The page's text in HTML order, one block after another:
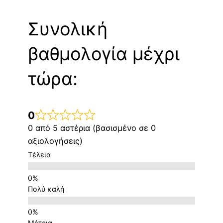
Συνολική
βαθμολογία μέχρι
τώρα:
0
0 από 5 αστέρια (βασισμένο σε 0
αξιολογήσεις)
Τέλεια
Πολύ καλή